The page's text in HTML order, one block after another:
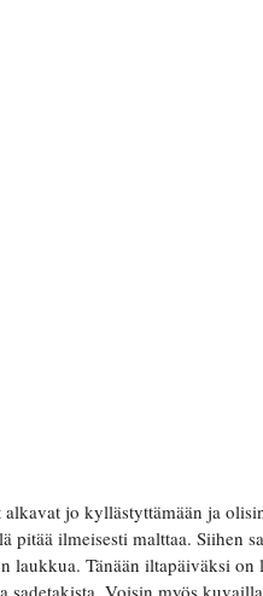
jo kyllästyttämään ja
pitää ilmeisesti malttaa. Siihen
laukkua. Tänään iltapäiväksi on
sadetakista. Voisin myös